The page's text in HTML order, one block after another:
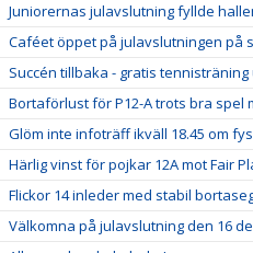
Juniorernas julavslutning fyllde
Caféet öppet på julavslutningen på
Succén tillbaka - gratis
Bortaförlust för P12-A trots bra spel
Glöm inte infoträff ikväll 18.45 om
Härlig vinst för pojkar 12A mot Fair
Flickor 14 inleder med stabil
Välkomna på julavslutning den 16